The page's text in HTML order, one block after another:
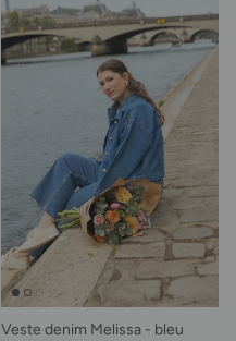
Veste denim Melissa - bleu